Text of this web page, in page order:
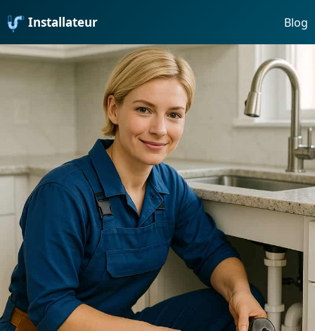
Installateur Blog